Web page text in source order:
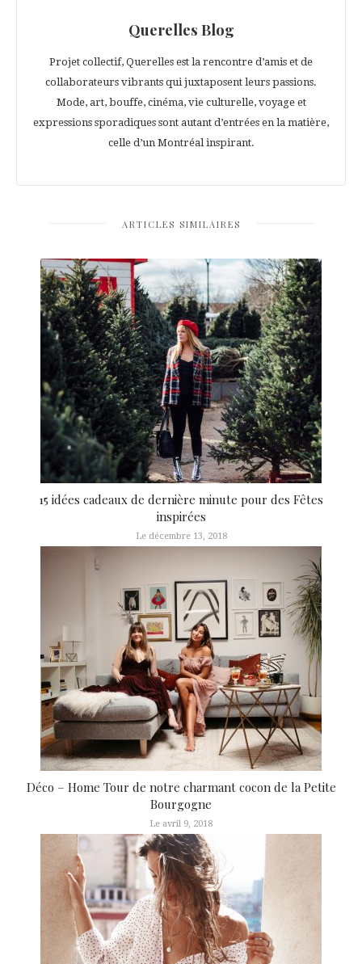
Querelles Blog
Projet collectif, Querelles est la rencontre d’amis et de
collaborateurs vibrants qui juxtaposent leurs passions.
Mode, art, bouffe, cinéma, vie culturelle, voyage et
expressions sporadiques sont autant d’entrées en la matière,
celle d’un Montréal inspirant.
ARTICLES SIMILAIRES
15 idées cadeaux de dernière minute pour des Fêtes
inspirées
Le décembre 13, 2018
Déco – Home Tour de notre charmant cocon de la Petite
Bourgogne
Le avril 9, 2018